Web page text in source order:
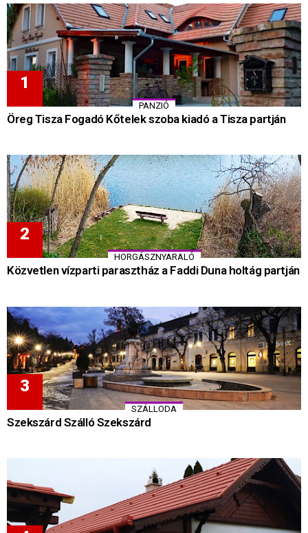
PANZIÓ
Öreg Tisza Fogadó Kőtelek szoba kiadó a Tisza partján
HORGÁSZNYARALÓ
Közvetlen vízparti parasztház a Faddi Duna holtág partján
SZÁLLODA
Szekszárd Szálló Szekszárd